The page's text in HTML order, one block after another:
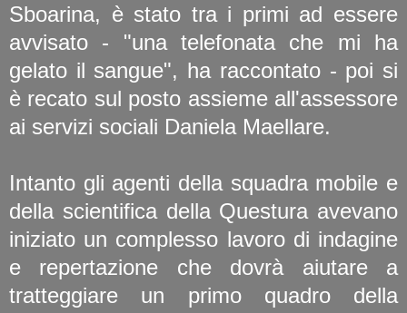
Sboarina, è stato tra i primi ad essere
avvisato - "una telefonata che mi ha
gelato il sangue", ha raccontato - poi si
è recato sul posto assieme all'assessore
ai servizi sociali Daniela Maellare.
Intanto gli agenti della squadra mobile e
della scientifica della Questura avevano
iniziato un complesso lavoro di indagine
e repertazione che dovrà aiutare a
tratteggiare un primo quadro della